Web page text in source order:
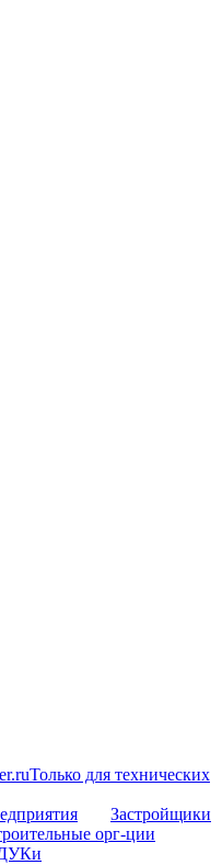
Только для технических
Застройщики
орг-ции